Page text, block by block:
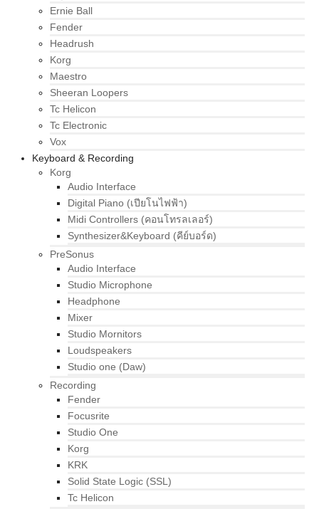
Ernie Ball
Fender
Headrush
Korg
Maestro
Sheeran Loopers
Tc Helicon
Tc Electronic
Vox
Keyboard & Recording
Korg
Audio Interface
Digital Piano (เปียโนไฟฟ้า)
Midi Controllers (คอนโทรลเลอร์)
Synthesizer&Keyboard (คีย์บอร์ด)
PreSonus
Audio Interface
Studio Microphone
Headphone
Mixer
Studio Mornitors
Loudspeakers
Studio one (Daw)
Recording
Fender
Focusrite
Studio One
Korg
KRK
Solid State Logic (SSL)
Tc Helicon